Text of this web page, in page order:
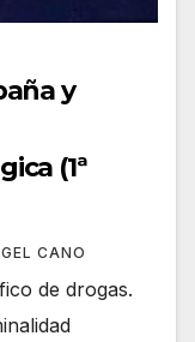
y
(1ª
CANO
de drogas.